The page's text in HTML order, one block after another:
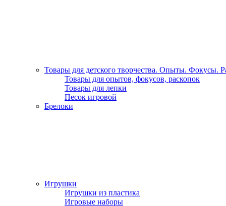
Товары для детского творчества. Опыты. Фокусы.
Товары для опытов, фокусов, раскопок
Товары для лепки
Песок игровой
Брелоки
Игрушки
Игрушки из пластика
Игровые наборы